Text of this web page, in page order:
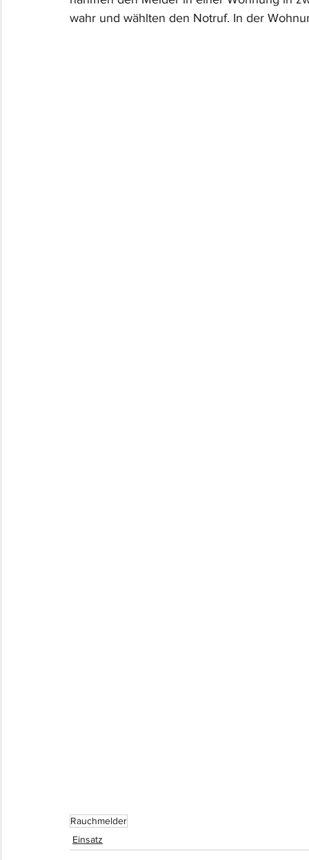
wahr und wählten den Notruf. In der
Rauchmelder
Einsatz